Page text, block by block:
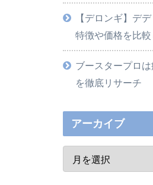
【デロンギ】デ
特徴や価格を比較
ブースタープロ
を徹底リサーチ
アーカイブ